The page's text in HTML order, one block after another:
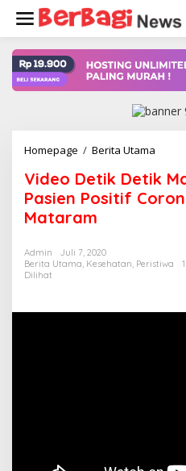
konten
Homepage / Berita Utama
Detik
Kota
Video Detik Detik
Pasien Positif
Mataram
Admin
Juli 7, 2020
Berita Utama, Kesehatan, Peristiwa
Dilihat